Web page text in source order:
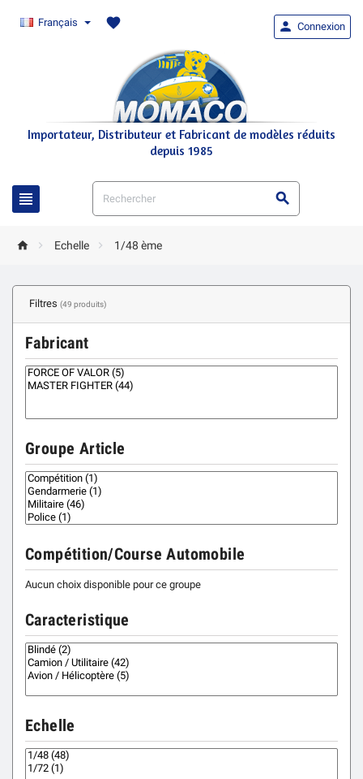
Français favorite
Importateur, Distributeur et Fabricant de modèles réduits
depuis 1985
 
 Connexion
  Echelle  1/48 ème
Filtres (49 produits)
Fabricant
Groupe Article
Compétition/Course Automobile
Aucun choix disponible pour ce groupe
Caracteristique
Echelle